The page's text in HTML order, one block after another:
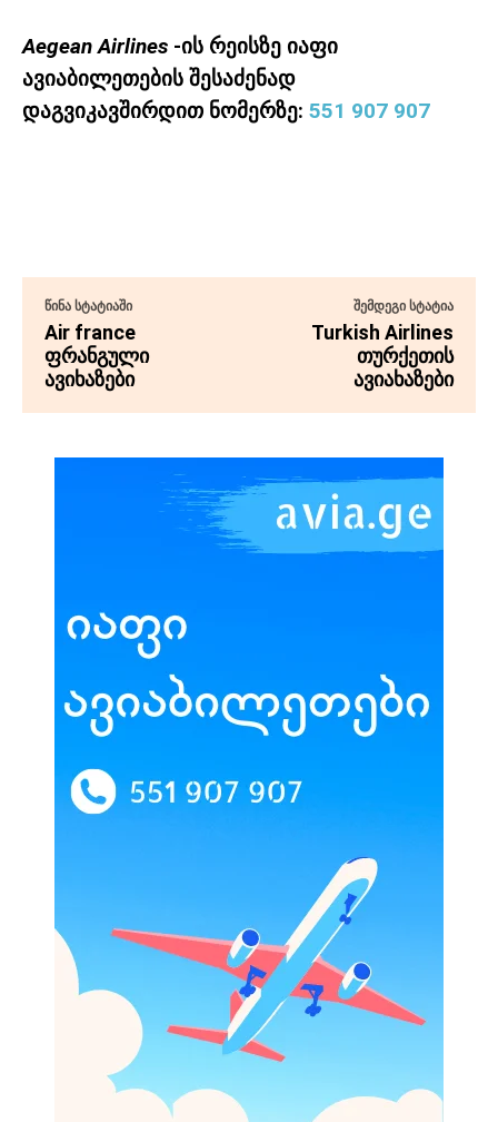
Aegean Airlines -ის რეისზე იაფი
ავიაბილეთების შესაძენად
დაგვიკავშირდით ნომერზე: 551 907 907
ᲬᲘᲜᲐ ᲡᲢᲐᲢᲘᲐᲨᲘ
Air france
ფრანგული
ავიხაზები
ᲨᲔᲛᲓᲔᲒᲘ ᲡᲢᲐᲢᲘᲐ
Turkish Airlines
თურქეთის
ავიახაზები